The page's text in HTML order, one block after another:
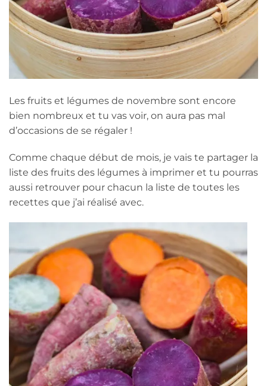
Les fruits et légumes de novembre sont encore
bien nombreux et tu vas voir, on aura pas mal
d’occasions de se régaler !
Comme chaque début de mois, je vais te partager la
liste des fruits des légumes à imprimer et tu pourras
aussi retrouver pour chacun la liste de toutes les
recettes que j’ai réalisé avec.